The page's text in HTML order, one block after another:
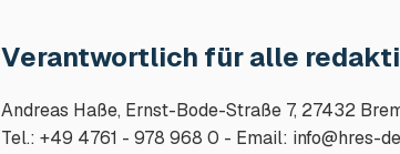
Verantwortlich für alle
Andreas Haße, Ernst-Bode-Straße 7, 27432
Tel.: +49 4761 - 978 968 0 - Email: info@hres-